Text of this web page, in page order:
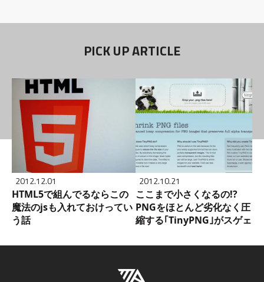
PICK UP ARTICLE
2012.12.01
HTML5で組んでるならこの
魔法のjsも入れておけってい
う話
2012.10.21
ここまで小さくなるの!?
PNGをほとんど劣化なく圧
縮する｢TinyPNG｣がスゲェ!!